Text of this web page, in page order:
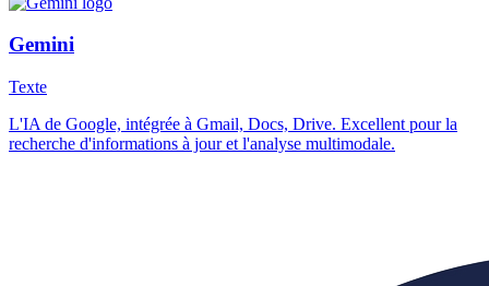
Gemini
Texte
L'IA de Google, intégrée à Gmail, Docs, Drive. Excellent pour la
recherche d'informations à jour et l'analyse multimodale.